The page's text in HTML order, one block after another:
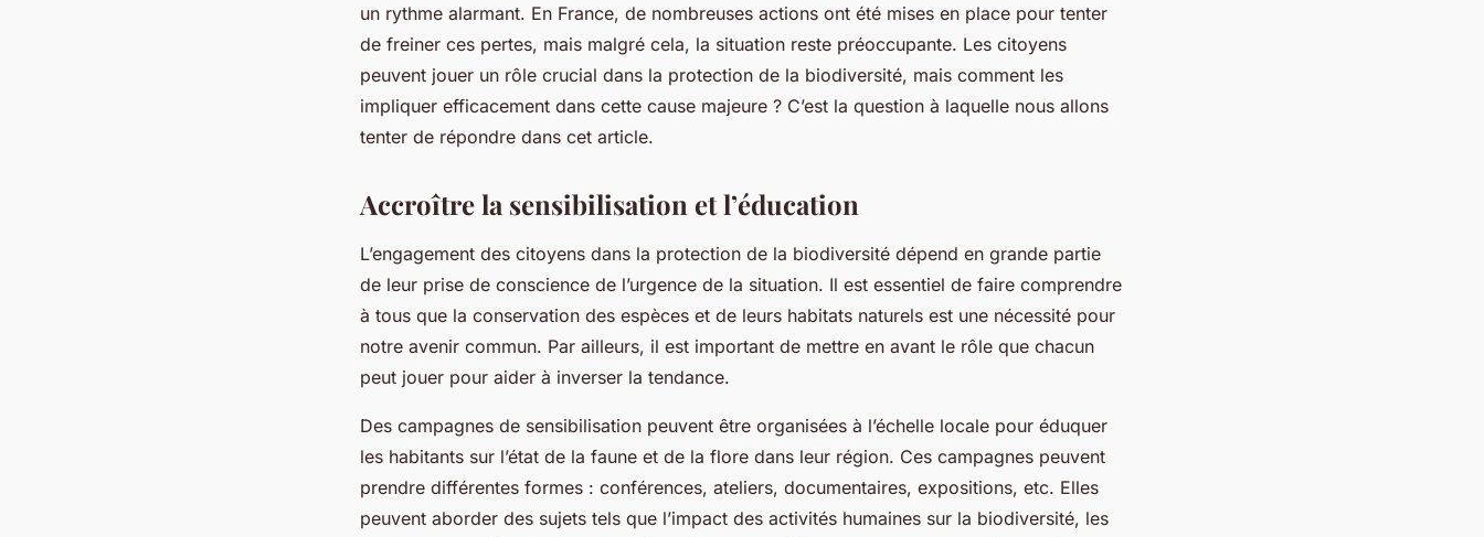
un rythme alarmant. En France, de nombreuses actions ont été mises en place pour tenter
de freiner ces pertes, mais malgré cela, la situation reste préoccupante. Les citoyens
peuvent jouer un rôle crucial dans la protection de la biodiversité, mais comment les
impliquer efficacement dans cette cause majeure ? C’est la question à laquelle nous allons
tenter de répondre dans cet article.
Accroître la sensibilisation et l’éducation
L’engagement des citoyens dans la protection de la biodiversité dépend en grande partie
de leur prise de conscience de l’urgence de la situation. Il est essentiel de faire comprendre
à tous que la conservation des espèces et de leurs habitats naturels est une nécessité pour
notre avenir commun. Par ailleurs, il est important de mettre en avant le rôle que chacun
peut jouer pour aider à inverser la tendance.
Des campagnes de sensibilisation peuvent être organisées à l’échelle locale pour éduquer
les habitants sur l’état de la faune et de la flore dans leur région. Ces campagnes peuvent
prendre différentes formes : conférences, ateliers, documentaires, expositions, etc. Elles
peuvent aborder des sujets tels que l’impact des activités humaines sur la biodiversité, les